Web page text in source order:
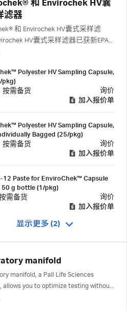
和 Envirochek HV囊
滤器
和 Envirochek HV囊式采样滤
HV囊式采样滤器已获新EPA
批准，可用于监测隐孢子虫和贾
Polyester HV Sampling Capsule,
pkg)
按需备货
询价
加入报价单
Polyester HV Sampling Capsule,
Bagged (25/pkg)
按需备货
询价
加入报价单
12 Paste for EnviroChek™ Capsule
50 g bottle (1/pkg)
需备货
询价
加入报价单
显示更多 (2)
manifold
manifold, a Pall Life Sciences
allows you to optimize testing without
cleanliness with interchangeable